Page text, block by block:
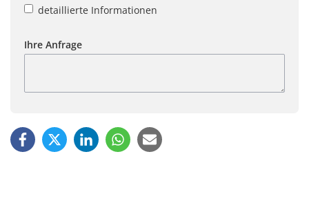
detaillierte Informationen
Ihre Anfrage